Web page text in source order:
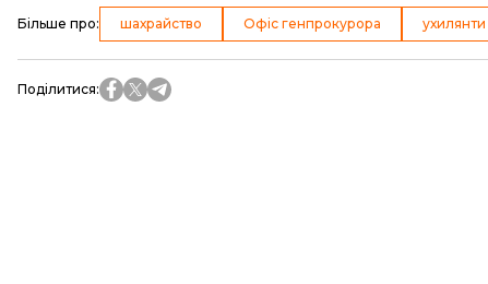
Більше про: шахрайство Офіс генпрокурора ухилянти
Поділитися: